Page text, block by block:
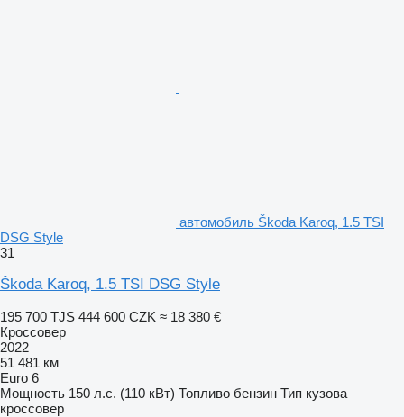
автомобиль Škoda Karoq, 1.5 TSI
DSG Style
31
Škoda Karoq, 1.5 TSI DSG Style
195 700 TJS 444 600 CZK ≈ 18 380 €
Кроссовер
2022
51 481 км
Euro 6
Мощность 150 л.с. (110 кВт) Топливо бензин Тип кузова
кроссовер